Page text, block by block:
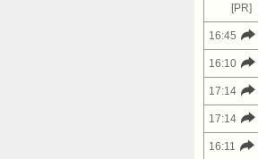
[PR]
16:45
16:10
17:14
17:14
16:11